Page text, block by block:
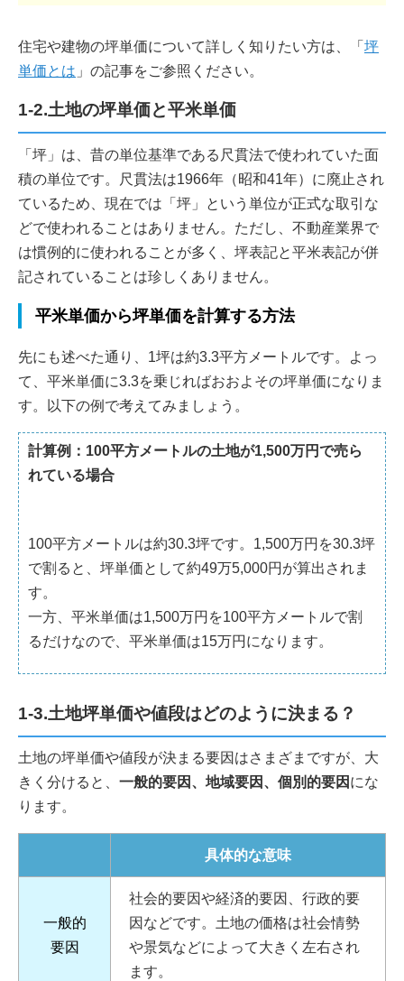
住宅や建物の坪単価について詳しく知りたい方は、「 坪
単価とは 」の記事をご参照ください。
1-2.土地の坪単価と平米単価
「坪」は、昔の単位基準である尺貫法で使われていた面
積の単位です。尺貫法は1966年（昭和41年）に廃止され
ているため、現在では「坪」という単位が正式な取引な
どで使われることはありません。ただし、不動産業界で
は慣例的に使われることが多く、坪表記と平米表記が併
記されていることは珍しくありません。
平米単価から坪単価を計算する方法
先にも述べた通り、1坪は約3.3平方メートルです。よっ
て、平米単価に3.3を乗じればおおよその坪単価になりま
す。以下の例で考えてみましょう。
計算例：100平方メートルの土地が1,500万円で売ら
れている場合
100平方メートルは約30.3坪です。1,500万円を30.3坪
で割ると、坪単価として約49万5,000円が算出されま
す。
一方、平米単価は1,500万円を100平方メートルで割
るだけなので、平米単価は15万円になります。
1-3.土地坪単価や値段はどのように決まる？
土地の坪単価や値段が決まる要因はさまざまですが、大
きく分けると、 一般的要因、地域要因、個別的要因 にな
ります。
具体的な意味
一般的
要因
社会的要因や経済的要因、行政的要
因などです。土地の価格は社会情勢
や景気などによって大きく左右され
ます。